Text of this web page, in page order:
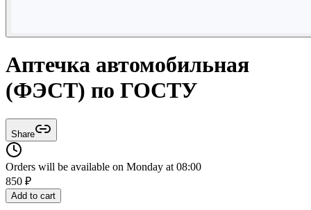
Аптечка автомобильная
(ФЭСТ) по ГОСТУ
Share
Orders will be available on Monday at 08:00
850 ₽
Add to cart